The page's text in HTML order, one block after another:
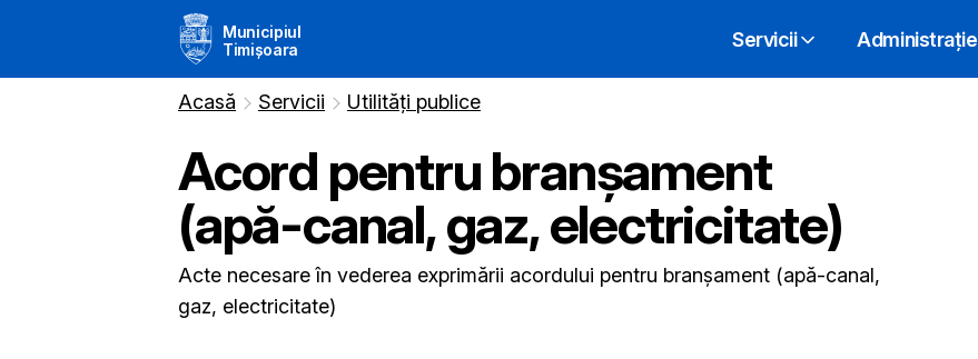
Municipiul
Timișoara
Servicii Administrație
Acasă Servicii Utilități publice
Acord pentru branșament
(apă-canal, gaz, electricitate)
Acte necesare în vederea exprimării acordului pentru branșament (apă-canal,
gaz, electricitate)